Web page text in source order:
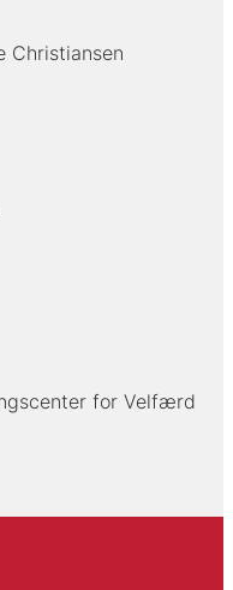
Christiansen
for Velfærd